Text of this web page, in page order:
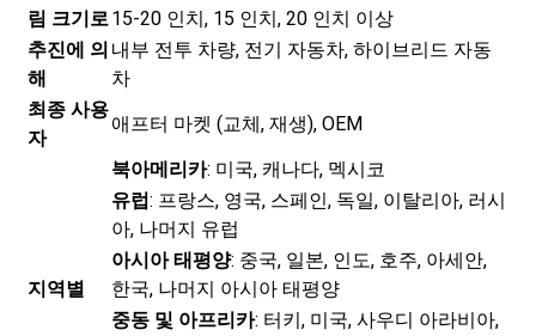
림 크기로15-20 인치, 15 인치, 20 인치 이상
추진에 의
해
내부 전투 차량, 전기 자동차, 하이브리드 자동
차
최종 사용
자
애프터 마켓 (교체, 재생), OEM
지역별
북아메리카: 미국, 캐나다, 멕시코
유럽: 프랑스, 영국, 스페인, 독일, 이탈리아, 러시
아, 나머지 유럽
아시아 태평양: 중국, 일본, 인도, 호주, 아세안,
한국, 나머지 아시아 태평양
중동 및 아프리카: 터키, 미국, 사우디 아라비아,